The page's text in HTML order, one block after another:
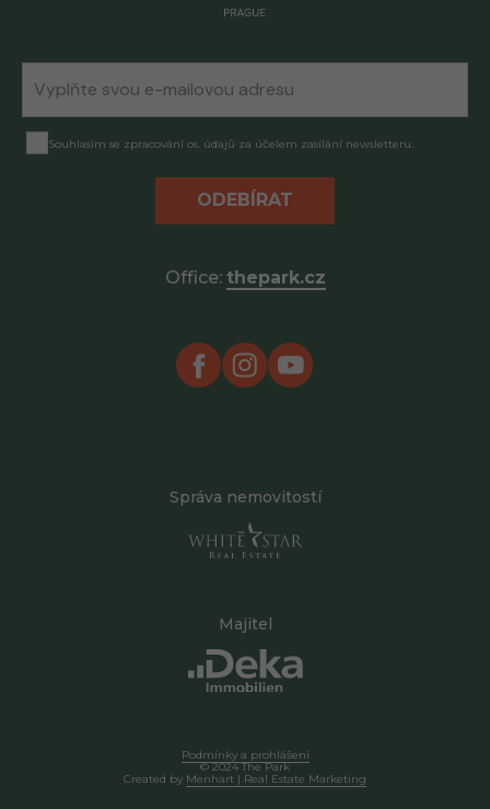
Souhlasím se zpracování os. údajů za účelem zasílání newsletteru.
ODEBÍRAT
Office: thepark.cz
Správa nemovitostí
Majitel
Podmínky a prohlášení
© 2024 The Park
Created by Menhart | Real Estate Marketing